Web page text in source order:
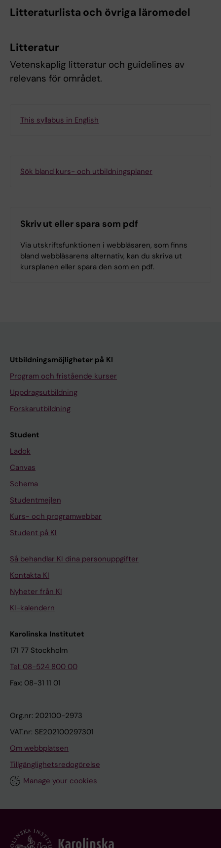
Litteraturlista och övriga läromedel
Litteratur
Vetenskaplig litteratur och guidelines av
relevans för området.
This syllabus in English
Sök bland kurs- och utbildningsplaner
Skriv ut eller spara som pdf
Via utskriftsfunktionen i webbläsaren, som finns
bland webbläsarens alternativ, kan du skriva ut
kursplanen eller spara den som en pdf.
Utbildningsmöjligheter på KI
Program och fristående kurser
Uppdragsutbildning
Forskarutbildning
Student
Ladok
Canvas
Schema
Studentmejlen
Kurs- och programwebbar
Student på KI
Så behandlar KI dina personuppgifter
Kontakta KI
Nyheter från KI
KI-kalendern
Karolinska Institutet
171 77 Stockholm
Tel: 08-524 800 00
Fax: 08-31 11 01
Org.nr: 202100-2973
VAT.nr: SE202100297301
Om webbplatsen
Tillgänglighetsredogörelse
Manage your cookies